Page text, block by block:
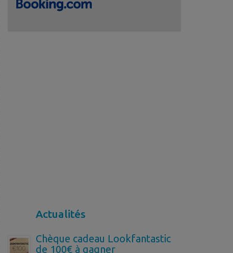
Actualités
Chèque cadeau Lookfantastic
de 100€ à gagner